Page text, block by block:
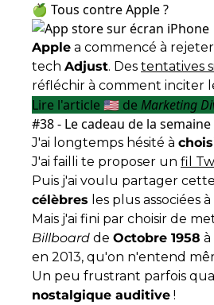
🍏 Tous contre Apple ?
Apple a commencé à
tech Adjust. Des tentatives
réfléchir à comment inciter
Lire l'article 🇺🇸 de Marketing
#38 - Le cadeau de la semaine
J'ai longtemps hésité à
J'ai failli te proposer un fil
Puis j'ai voulu partager cette
célèbres les plus associées
Mais j'ai fini par choisir de
Billboard de Octobre 1958 à
en 2013, qu'on n'entend
Un peu frustrant parfois
nostalgique auditive !